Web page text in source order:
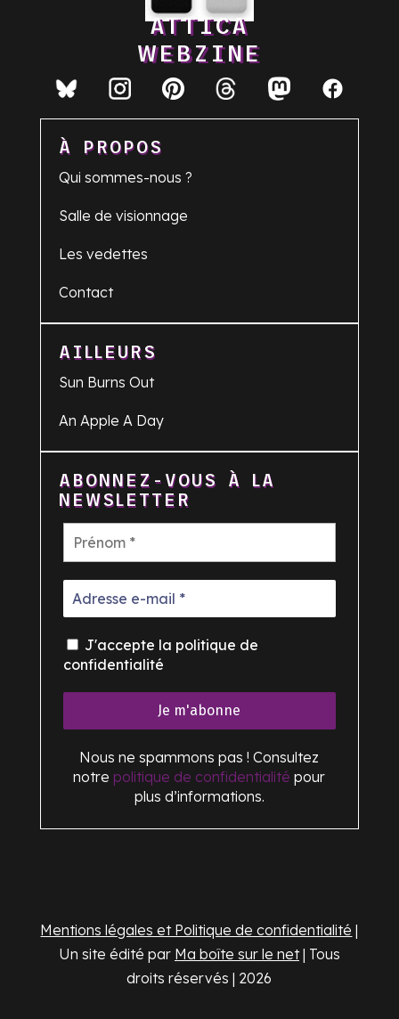
ATTICA
WEBZINE
À PROPOS
Qui sommes-nous ?
Salle de visionnage
Les vedettes
Contact
AILLEURS
Sun Burns Out
An Apple A Day
ABONNEZ-VOUS À LA
NEWSLETTER
J'accepte la politique de
confidentialité
Nous ne spammons pas ! Consultez
notre politique de confidentialité pour
plus d’informations.
Mentions légales et Politique de confidentialité |
Un site édité par Ma boîte sur le net| Tous
droits réservés | 2026